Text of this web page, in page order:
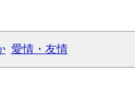
愛情・友情